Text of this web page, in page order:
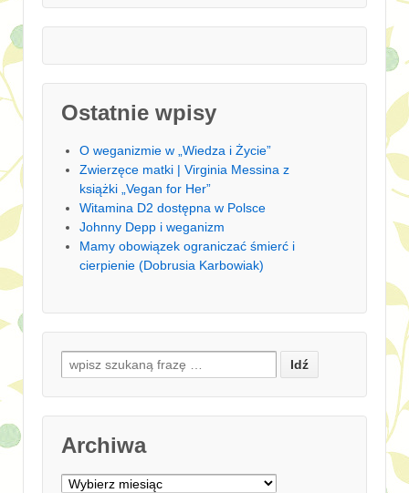
Ostatnie wpisy
O weganizmie w „Wiedza i Życie”
Zwierzęce matki | Virginia Messina z
książki „Vegan for Her”
Witamina D2 dostępna w Polsce
Johnny Depp i weganizm
Mamy obowiązek ograniczać śmierć i
cierpienie (Dobrusia Karbowiak)
Search for:
Archiwa
Archiwa